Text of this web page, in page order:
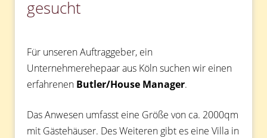
gesucht
Für unseren Auftraggeber, ein
Unternehmerehepaar aus Köln suchen wir einen
erfahrenen Butler/House Manager.
Das Anwesen umfasst eine Größe von ca. 2000qm
mit Gästehäuser. Des Weiteren gibt es eine Villa in